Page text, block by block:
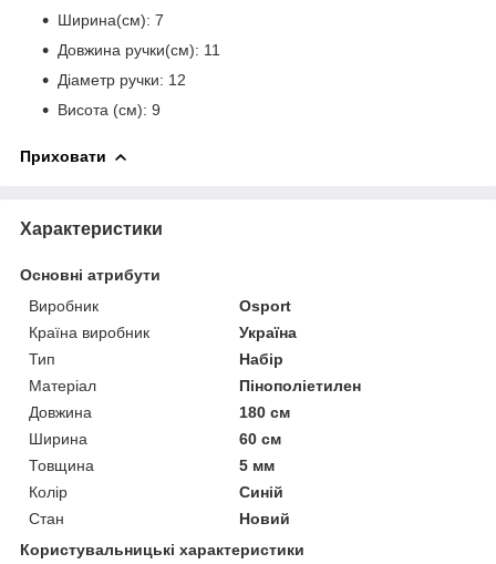
Ширина(см): 7
Довжина ручки(см): 11
Діаметр ручки: 12
Висота (см): 9
Приховати
Характеристики
Основні атрибути
Виробник
Osport
Країна виробник
Україна
Тип
Набір
Матеріал
Пінополіетилен
Довжина
180 см
Ширина
60 см
Товщина
5 мм
Колір
Синій
Стан
Новий
Користувальницькі характеристики